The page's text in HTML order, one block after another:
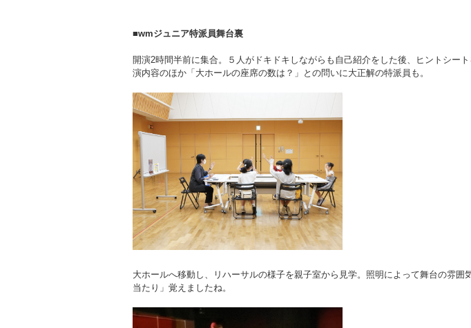
■wmジュニア特派員舞台裏
開演2時間半前に集合。５人がドキドキしながらも自己紹介をした後、ヒントシー
演内容のほか「大ホールの座席の数は？」との問いに大正解の特派員も。
大ホールへ移動し、リハーサルの様子を親子室から見学。照明によって舞台の雰
当たり」覚えましたね。